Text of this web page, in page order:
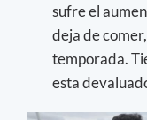
sufre el
deja de
temporada.
esta